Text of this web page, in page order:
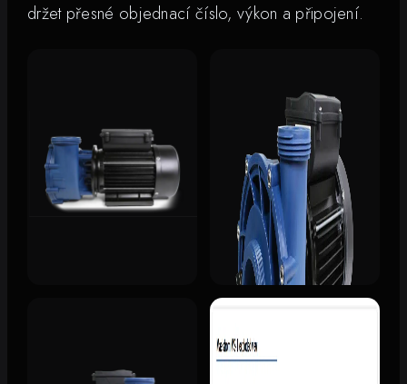
držet přesné objednací číslo, výkon a připojení.